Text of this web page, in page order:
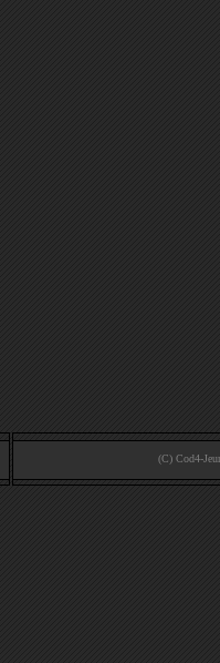
(C) Cod4-